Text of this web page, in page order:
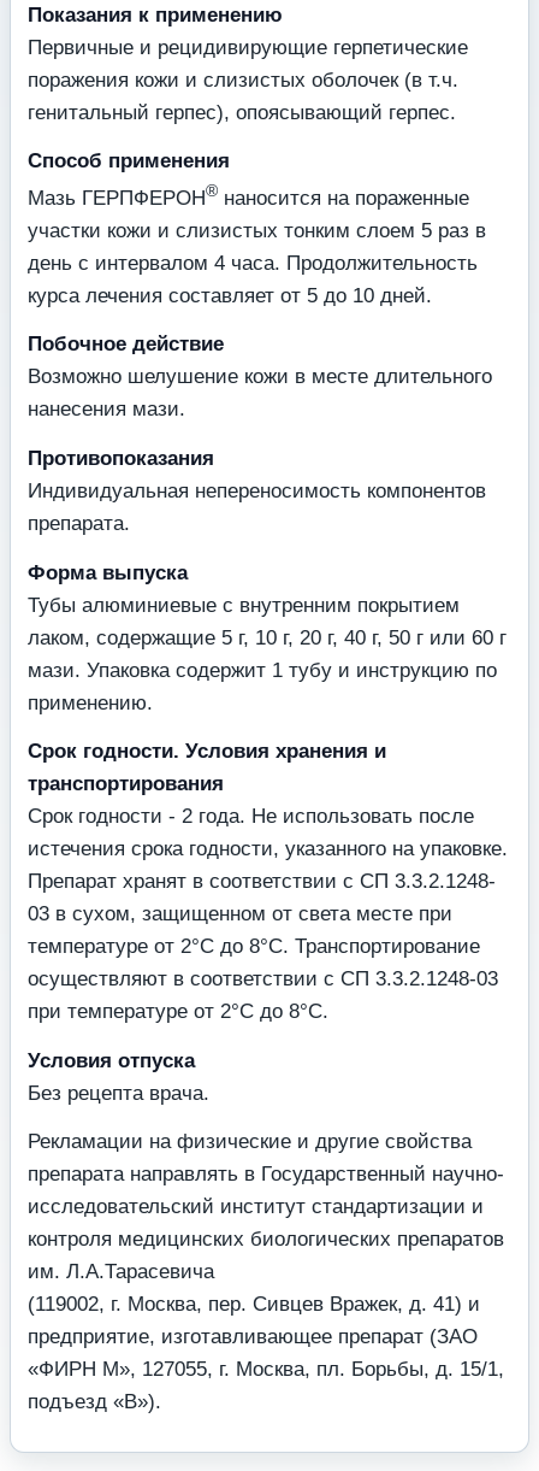
Показания к применению
Первичные и рецидивирующие герпетические
поражения кожи и слизистых оболочек (в т.ч.
генитальный герпес), опоясывающий герпес.
Способ применения
Мазь ГЕРПФЕРОН® наносится на пораженные
участки кожи и слизистых тонким слоем 5 раз в
день с интервалом 4 часа. Продолжительность
курса лечения составляет от 5 до 10 дней.
Побочное действие
Возможно шелушение кожи в месте длительного
нанесения мази.
Противопоказания
Индивидуальная непереносимость компонентов
препарата.
Форма выпуска
Тубы алюминиевые с внутренним покрытием
лаком, содержащие 5 г, 10 г, 20 г, 40 г, 50 г или 60 г
мази. Упаковка содержит 1 тубу и инструкцию по
применению.
Срок годности. Условия хранения и
транспортирования
Срок годности - 2 года. Не использовать после
истечения срока годности, указанного на упаковке.
Препарат хранят в соответствии с СП 3.3.2.1248-
03 в сухом, защищенном от света месте при
температуре от 2°С до 8°С. Транспортирование
осуществляют в соответствии с СП 3.3.2.1248-03
при температуре от 2°С до 8°С.
Условия отпуска
Без рецепта врача.
Рекламации на физические и другие свойства
препарата направлять в Государственный научно-
исследовательский институт стандартизации и
контроля медицинских биологических препаратов
им. Л.А.Тарасевича
(119002, г. Москва, пер. Сивцев Вражек, д. 41) и
предприятие, изготавливающее препарат (ЗАО
«ФИРН М», 127055, г. Москва, пл. Борьбы, д. 15/1,
подъезд «В»).